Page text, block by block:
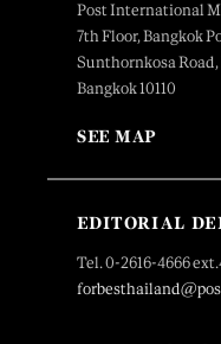
Post International
7th Floor, Bangkok
Sunthornkosa
Bangkok 10110
SEE MAP
EDITORIAL
Tel. 0-2616-4666